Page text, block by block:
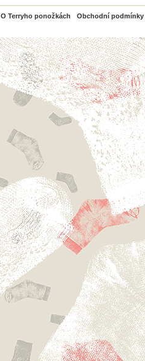
O Terryho ponožkách Obchodní podmínky
PayPal